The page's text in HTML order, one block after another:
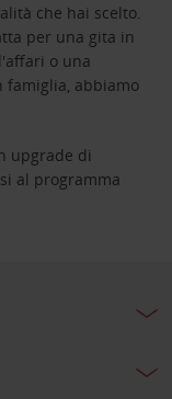
che hai scelto.
per una gita in
o una
famiglia, abbiamo
upgrade di
al programma